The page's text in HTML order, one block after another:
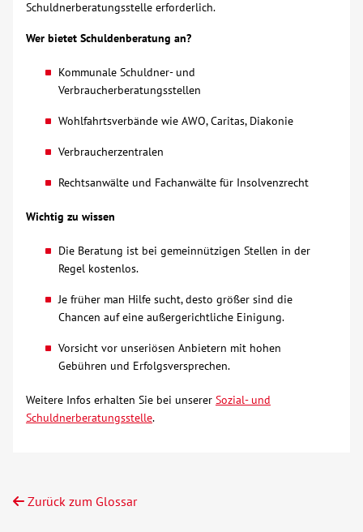
Glossar
AWO BB Süd
Schuldnerberatungsstelle erforderlich.
Wer bietet Schuldenberatung an?
Kommunale Schuldner- und
Verbraucherberatungsstellen
Wohlfahrtsverbände wie AWO, Caritas, Diakonie
Verbraucherzentralen
Rechtsanwälte und Fachanwälte für Insolvenzrecht
Wichtig zu wissen
Die Beratung ist bei gemeinnützigen Stellen in der
Regel kostenlos.
Je früher man Hilfe sucht, desto größer sind die
Chancen auf eine außergerichtliche Einigung.
Vorsicht vor unseriösen Anbietern mit hohen
Gebühren und Erfolgsversprechen.
Weitere Infos erhalten Sie bei unserer Sozial- und
Schuldnerberatungsstelle.
Zurück zum Glossar